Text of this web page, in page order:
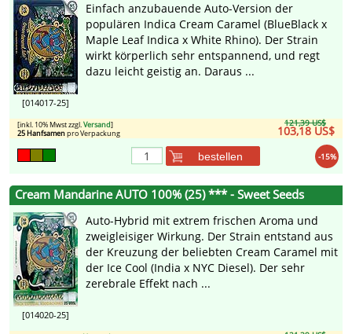
[014017-25]
Einfach anzubauende Auto-Version der
populären Indica Cream Caramel (BlueBlack x
Maple Leaf Indica x White Rhino). Der Strain
wirkt körperlich sehr entspannend, und regt
dazu leicht geistig an. Daraus ...
121,39 US$
103,18 US$
[inkl. 10% Mwst zzgl.Versand]
25 Hanfsamenpro Verpackung
-15%
bestellen
Cream Mandarine AUTO 100% (25) *** - Sweet Seeds
[014020-25]
Auto-Hybrid mit extrem frischen Aroma und
zweigleisiger Wirkung. Der Strain entstand aus
der Kreuzung der beliebten Cream Caramel mit
der Ice Cool (India x NYC Diesel). Der sehr
zerebrale Effekt nach ...